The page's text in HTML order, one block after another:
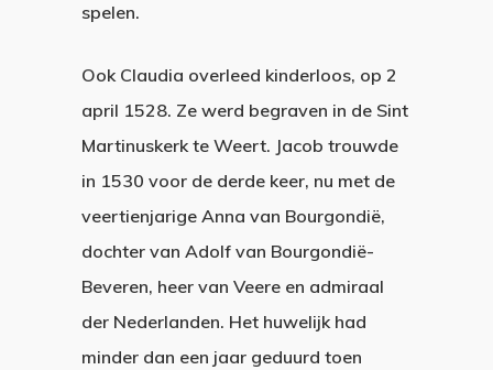
spelen.
Ook Claudia overleed kinderloos, op 2
april 1528. Ze werd begraven in de Sint
Martinuskerk te Weert. Jacob trouwde
in 1530 voor de derde keer, nu met de
veertienjarige Anna van Bourgondië,
dochter van Adolf van Bourgondië­
Beveren, heer van Veere en admiraal
der Nederlanden. Het huwelijk had
minder dan een jaar geduurd toen